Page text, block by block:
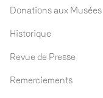
Donations aux Musées
Historique
Revue de Presse
Remerciements